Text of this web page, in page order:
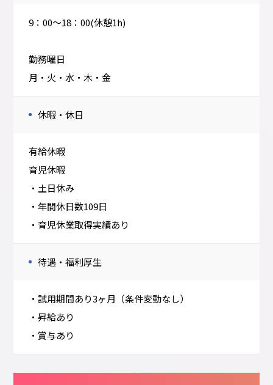
9：00～18：00(休憩1h)
勤務曜日
月・火・水・木・金
休暇・休日
有給休暇
育児休暇
・土日休み
・年間休日数109日
・育児休業取得実績あり
待遇・福利厚生
・試用期間あり3ヶ月（条件変動なし）
・昇給あり
・賞与あり